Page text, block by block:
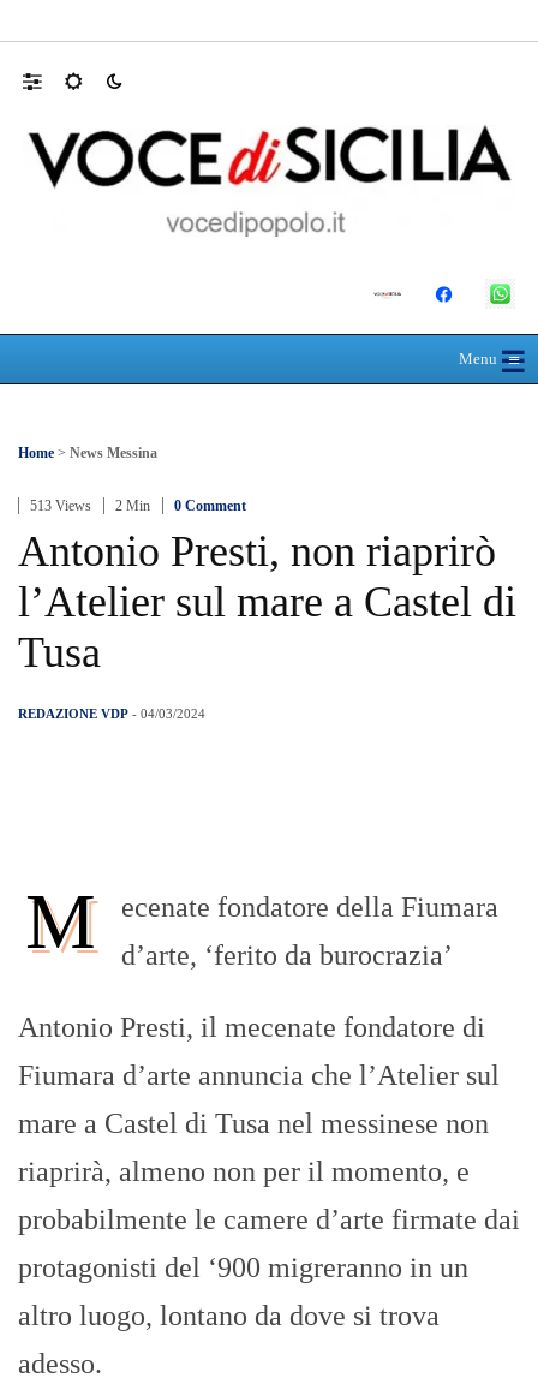
Menu≡
☰
Home > News Messina
513 Views 2 Min 0 Comment
Antonio Presti, non riaprirò
l’Atelier sul mare a Castel di
Tusa
REDAZIONE VDP - 04/03/2024
M
ecenate fondatore della Fiumara
d’arte, ‘ferito da burocrazia’
Antonio Presti, il mecenate fondatore di
Fiumara d’arte annuncia che l’Atelier sul
mare a Castel di Tusa nel messinese non
riaprirà, almeno non per il momento, e
probabilmente le camere d’arte firmate dai
protagonisti del ‘900 migreranno in un
altro luogo, lontano da dove si trova
adesso.